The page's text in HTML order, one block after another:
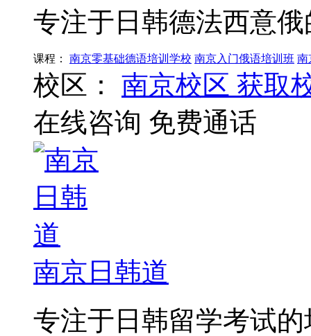
专注于日韩德法西意
课程： 南京零基础德语培训学校 南京入门俄语培训班 南
校区： 南京校区 获取
在线咨询 免费通话
南京日韩道
专注于日韩留学考试